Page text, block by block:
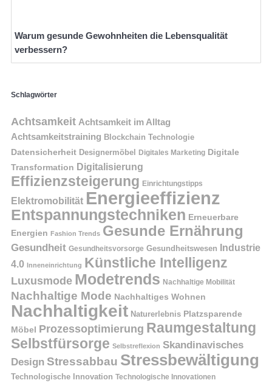
Warum gesunde Gewohnheiten die Lebensqualität
verbessern?
Schlagwörter
Achtsamkeit Achtsamkeit im Alltag
Achtsamkeitstraining Blockchain Technologie
Datensicherheit Designermöbel Digitales Marketing Digitale
Transformation Digitalisierung
Effizienzsteigerung Einrichtungstipps
Elektromobilität Energieeffizienz
Entspannungstechniken Erneuerbare
Energien Fashion Trends Gesunde Ernährung
Gesundheit Gesundheitsvorsorge Gesundheitswesen Industrie
4.0 Inneneinrichtung Künstliche Intelligenz
Luxusmode Modetrends Nachhaltige Mobilität
Nachhaltige Mode Nachhaltiges Wohnen
Nachhaltigkeit Naturerlebnis Platzsparende
Möbel
Prozessoptimierung Raumgestaltung
Selbstfürsorge Selbstreflexion Skandinavisches
Design Stressabbau Stressbewältigung
Technologische Innovation Technologische Innovationen